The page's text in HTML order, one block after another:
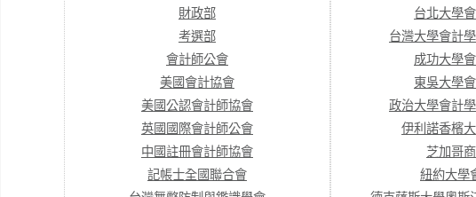
財政部
考選部
會計師公會
美國會計協會
美國公認會計師協會
英國國際會計師公會
中國註冊會計師協會
記帳士全國聯合會
台北大學
台灣大學會計
成功大學
東吳大學
政治大學會計
伊利諾香檳
芝加哥
紐約大學